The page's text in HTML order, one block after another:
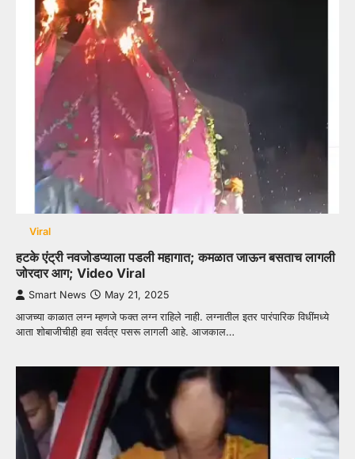
Viral
हटके एंट्री नवजोडप्याला पडली महागात; कमळात जाऊन बसताच लागली
जोरदार आग; Video Viral
Smart News May 21, 2025
आजच्या काळात लग्न म्हणजे फक्त लग्न राहिले नाही. लग्नातील इतर पारंपारिक विधींमध्ये
आता शोबाजीचीही हवा सर्वत्र पसरू लागली आहे. आजकाल…